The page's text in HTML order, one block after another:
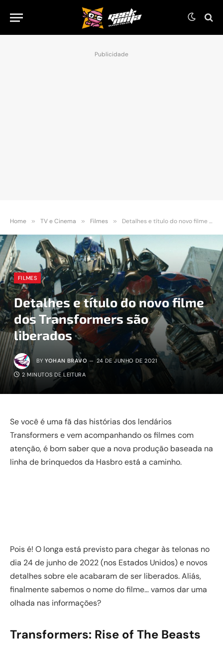
Publicidade
Home » TV e Cinema » Filmes » Detalhes e título do novo filme dos Transformers são liberados
FILMES
Detalhes e título do novo filme
dos Transformers são
liberados
BY YOHAN BRAVO 24 DE JUNHO DE 2021
2 MINUTOS DE LEITURA
Se você é uma fã das histórias dos lendários
Transformers e vem acompanhando os filmes com
atenção, é bom saber que a nova produção baseada na
linha de brinquedos da Hasbro está a caminho.
Pois é! O longa está previsto para chegar às telonas no
dia 24 de junho de 2022 (nos Estados Unidos) e novos
detalhes sobre ele acabaram de ser liberados. Aliás,
finalmente sabemos o nome do filme… vamos dar uma
olhada nas informações?
Transformers: Rise of The Beasts